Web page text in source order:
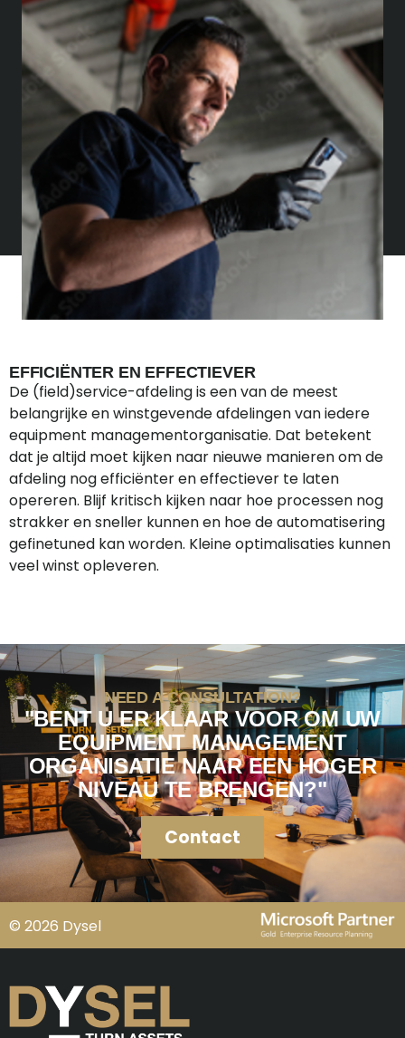
EFFICIËNTER EN EFFECTIEVER
De (field)service-afdeling is een van de meest
belangrijke en winstgevende afdelingen van iedere
equipment managementorganisatie. Dat betekent
dat je altijd moet kijken naar nieuwe manieren om de
afdeling nog efficiënter en effectiever te laten
opereren. Blijf kritisch kijken naar hoe processen nog
strakker en sneller kunnen en hoe de automatisering
gefinetuned kan worden. Kleine optimalisaties kunnen
veel winst opleveren.
NEED A CONSULTATION?
"BENT U ER KLAAR VOOR OM UW
EQUIPMENT MANAGEMENT
ORGANISATIE NAAR EEN HOGER
NIVEAU TE BRENGEN?"
Contact
© 2026 Dysel